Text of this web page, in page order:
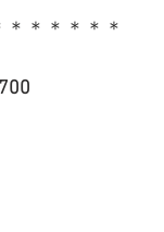
＊＊＊＊＊